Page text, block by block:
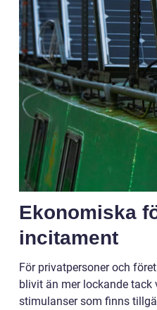
Ekonomiska
incitament
För privatpersoner och
blivit än mer lockande tack
stimulanser som finns